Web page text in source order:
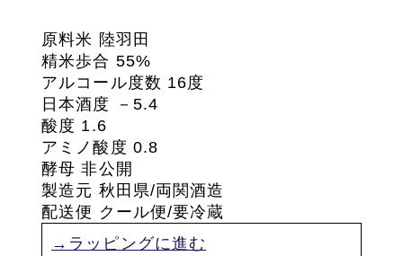
原料米 陸羽田
精米歩合 55%
アルコール度数 16度
日本酒度 －5.4
酸度 1.6
アミノ酸度 0.8
酵母 非公開
製造元 秋田県/両関酒造
配送便 クール便/要冷蔵
→ラッピングに進む